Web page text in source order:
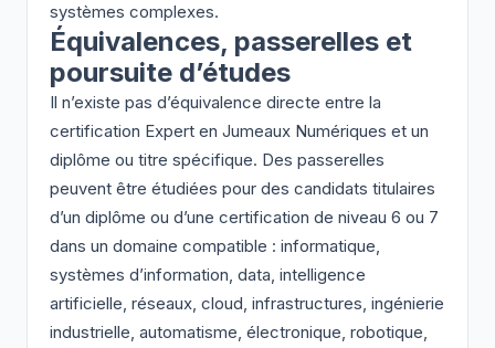
systèmes complexes.
Équivalences, passerelles et
poursuite d’études
Il n’existe pas d’équivalence directe entre la
certification Expert en Jumeaux Numériques et un
diplôme ou titre spécifique. Des passerelles
peuvent être étudiées pour des candidats titulaires
d’un diplôme ou d’une certification de niveau 6 ou 7
dans un domaine compatible : informatique,
systèmes d’information, data, intelligence
artificielle, réseaux, cloud, infrastructures, ingénierie
industrielle, automatisme, électronique, robotique,